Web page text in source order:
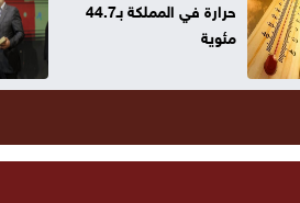
على أبناء الوحدات